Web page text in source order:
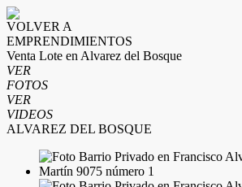
VOLVER A
EMPRENDIMIENTOS
Venta Lote en Alvarez del Bosque
VER
FOTOS
VER
VIDEOS
ALVAREZ DEL BOSQUE